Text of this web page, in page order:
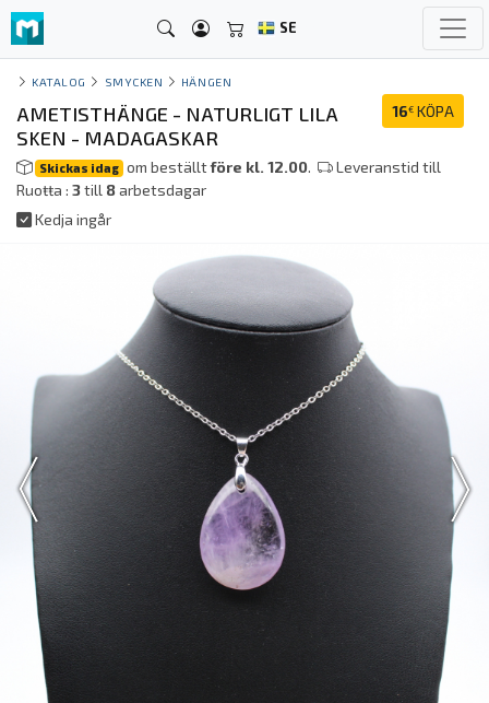
SE
KATALOG SMYCKEN HÄNGEN
16€ KÖPA
AMETISTHÄNGE - NATURLIGT LILA
SKEN - MADAGASKAR
Skickas idag om beställtföre kl. 12.00.
Leveranstid till
Ruoŧŧa : 3till 8arbetsdagar
Kedja ingår